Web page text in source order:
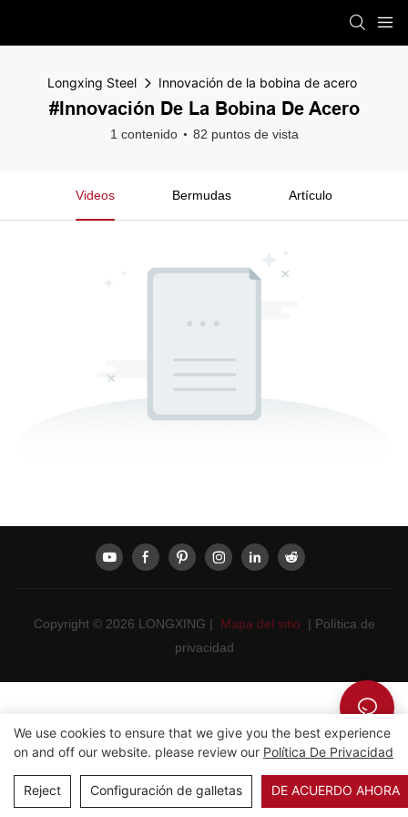
Longxing Steel Innovación de la bobina de acero
#Innovación De La Bobina De Acero
1 contenido 82 puntos de vista
Videos Bermudas Artículo
Copyright © 2026 LONGXING | Mapa del sitio | Política de
privacidad
We use cookies to ensure that we give you the best experience
on and off our website. please review our Política De Privacidad
Reject Configuración de galletas DE ACUERDO AHORA